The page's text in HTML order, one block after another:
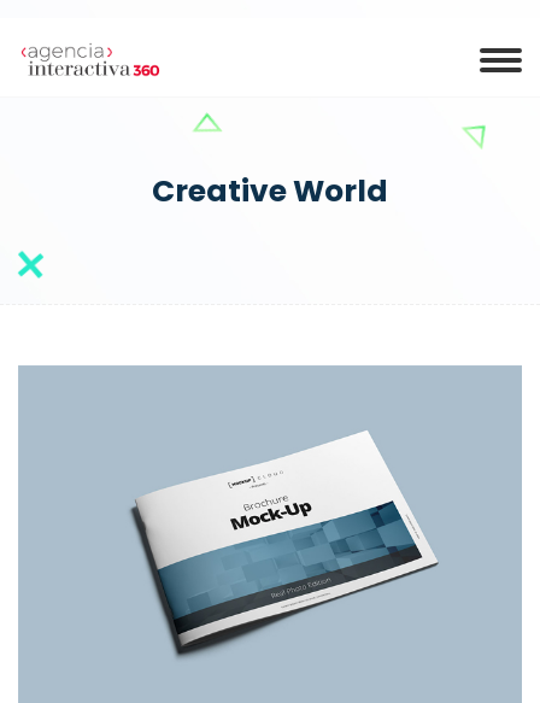
Creative World